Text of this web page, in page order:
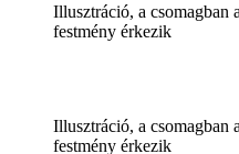
Illusztráció, a csomagban
festmény érkezik
Illusztráció, a csomagban
festmény érkezik